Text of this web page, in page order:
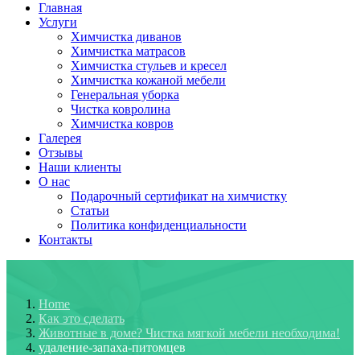
Главная
Услуги
Химчистка диванов
Химчистка матрасов
Химчистка стульев и кресел
Химчистка кожаной мебели
Генеральная уборка
Чистка ковролина
Химчистка ковров
Галерея
Отзывы
Наши клиенты
О нас
Подарочный сертификат на химчистку
Статьи
Политика конфиденциальности
Контакты
Home
Как это сделать
Животные в доме? Чистка мягкой мебели необходима!
удаление-запаха-питомцев